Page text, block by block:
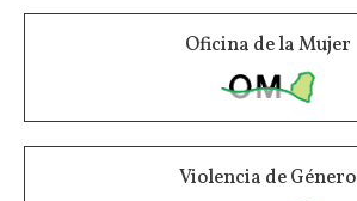
Oficina de la Mujer
Violencia de Género